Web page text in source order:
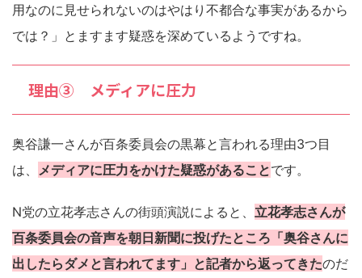
用なのに見せられないのはやはり不都合な事実があるから
では？」とますます疑惑を深めているようですね。
理由③ メディアに圧力
奥谷謙一さんが百条委員会の黒幕と言われる理由3つ目
は、
メディアに圧力をかけた疑惑があることです。
N党の立花孝志さんの街頭演説によると、 立花孝志さんが
百条委員会の音声を朝日新聞に投げたところ「奥谷さんに
出したらダメと言われてます」と記者から返ってきたのだ